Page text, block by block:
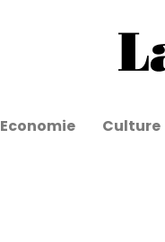
Economie Culture